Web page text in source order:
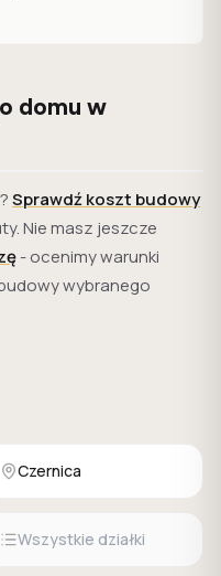
domu w
Sprawdź koszt budowy
Nie masz jeszcze
- ocenimy warunki
wybranego
Czernica
Wszystkie działki